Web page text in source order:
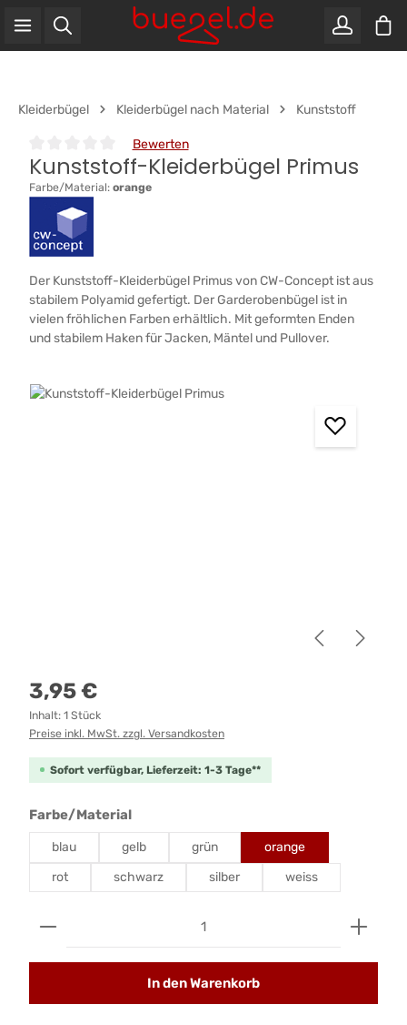
Zum Hauptinhalt springen
Kleiderbügel Kleiderbügel nach Material Kunststoff
Durchschnittliche Bewertung von 0 von 5 Sternen
Bewerten
Kunststoff-Kleiderbügel Primus
Farbe/Material: orange
Der Kunststoff-Kleiderbügel Primus von CW-Concept ist aus
stabilem Polyamid gefertigt. Der Garderobenbügel ist in
vielen fröhlichen Farben erhältlich. Mit geformten Enden
und stabilem Haken für Jacken, Mäntel und Pullover.
Bildergalerie überspringen
Regulärer Preis:
3,95 €
Inhalt: 1 Stück
Preise inkl. MwSt. zzgl. Versandkosten
Sofort verfügbar, Lieferzeit: 1-3 Tage**
Farbe/Materialauswählen
blau gelb grün
orange
rot
schwarz silber weiss
Produkt Anzahl: Gib den gewünschten Wert
In den Warenkorb